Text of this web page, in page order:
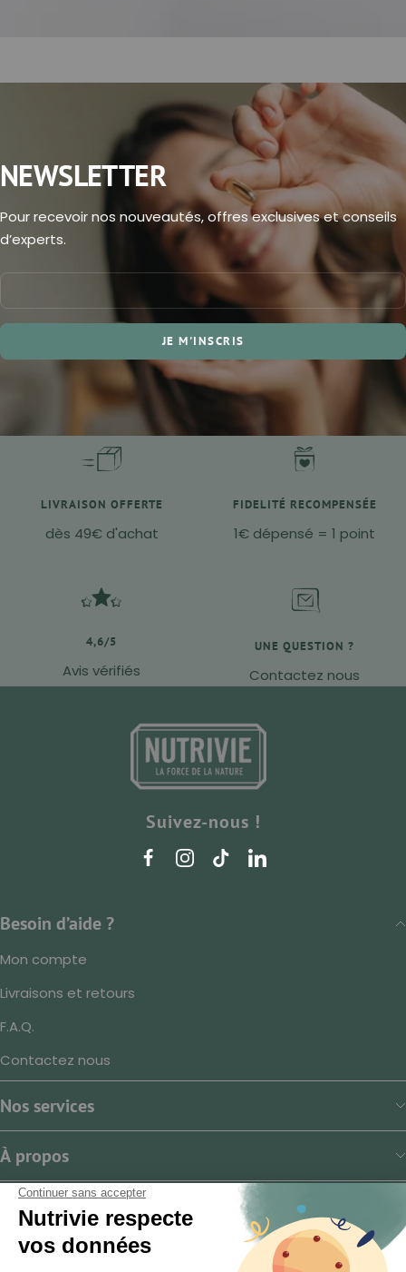
NEWSLETTER
Pour recevoir nos nouveautés, offres exclusives et conseils
d’experts.
JE M'INSCRIS
LIVRAISON OFFERTE
dès 49€ d'achat
FIDELITÉ RECOMPENSÉE
1€ dépensé = 1 point
4,6/5
Avis vérifiés
UNE QUESTION ?
Contactez nous
Suivez-nous !
Besoin d’aide ?
Mon compte
Livraisons et retours
F.A.Q.
Contactez nous
Nos services
À propos